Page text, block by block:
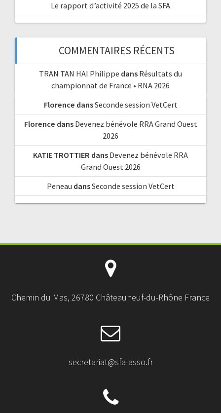
Le rapport d’activité 2025 de la SFA
COMMENTAIRES RÉCENTS
TRAN TAN HAI Philippe dans Résultats du
championnat de France • RNA 2026
Florence dansSeconde session VetCert
Florence dans Devenez bénévole RRA Grand Ouest
2026
KATIE TROTTIER dans Devenez bénévole RRA
Grand Ouest 2026
Peneau dansSeconde session VetCert
Chemin du Mas, 26780 Châteauneuf-du-Rhône France
secretariat@sfa-asso.fr